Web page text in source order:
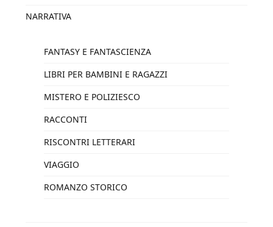
NARRATIVA
FANTASY E FANTASCIENZA
LIBRI PER BAMBINI E RAGAZZI
MISTERO E POLIZIESCO
RACCONTI
RISCONTRI LETTERARI
VIAGGIO
ROMANZO STORICO